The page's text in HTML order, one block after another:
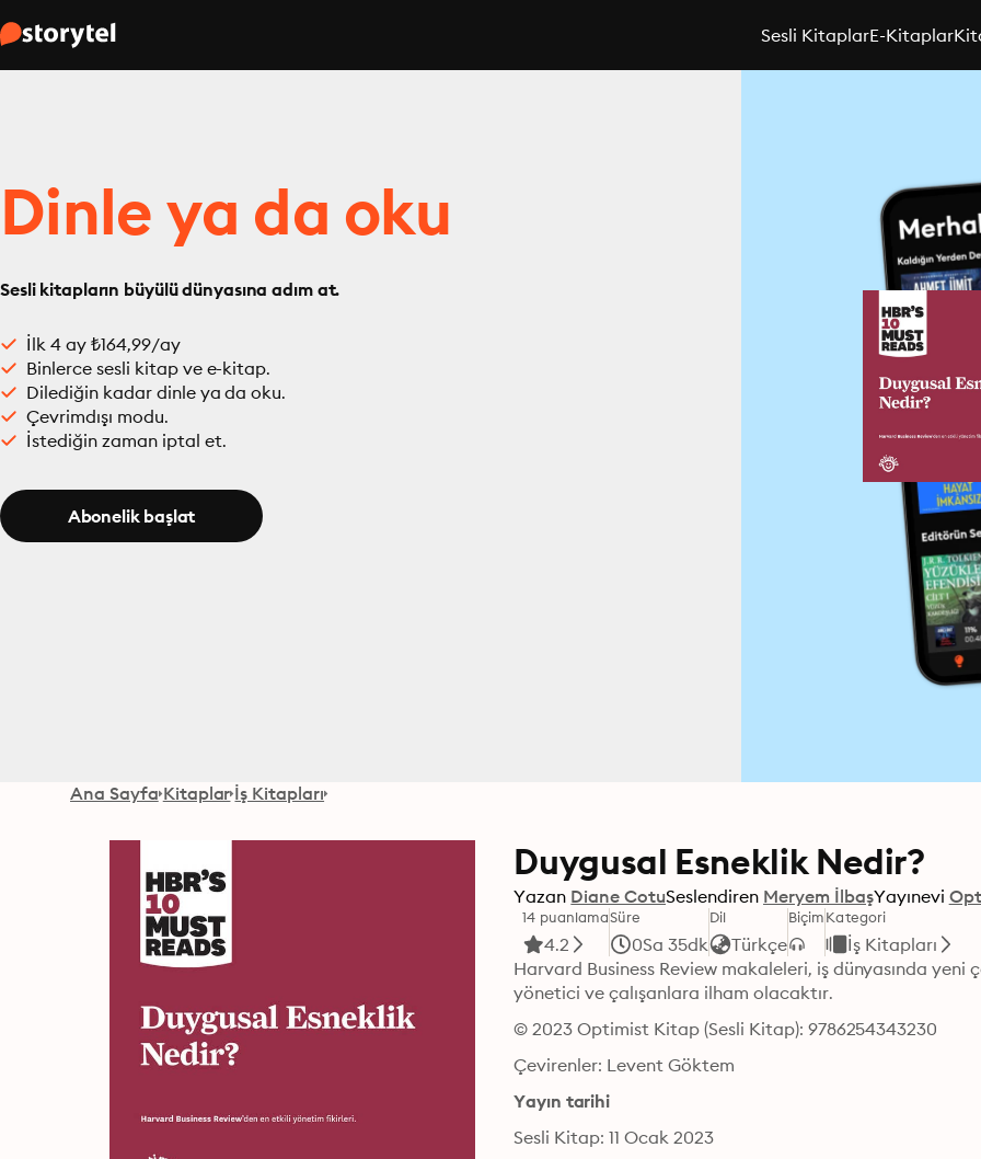
Sesli KitaplarE-Kitaplar
Dinle ya da oku
Sesli kitapların büyülü dünyasına adım at.
İlk 4 ay ₺164,99/ay
Binlerce sesli kitap ve e-kitap.
Dilediğin kadar dinle ya da oku.
Çevrimdışı modu.
İstediğin zaman iptal et.
Abonelik başlat
Ana Sayfa Kitaplar İş Kitapları
Duygusal Esneklik Nedir?
Yazan Diane CotuSeslendiren Meryem İlbaşYayınevi
14 puanlama
4.2
Süre
0Sa 35dk
Dil
Türkçe
BiçimKategori
İş Kitapları
Harvard Business Review makaleleri, iş dünyasında
yönetici ve çalışanlara ilham olacaktır.
© 2023 Optimist Kitap (Sesli Kitap): 9786254343230
Çevirenler: Levent Göktem
Yayın tarihi
Sesli Kitap: 11 Ocak 2023